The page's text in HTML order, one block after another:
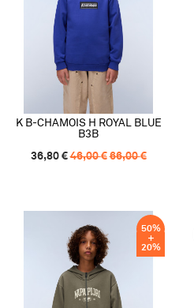
K B-CHAMOIS H ROYAL BLUE
B3B
36,80 € 46,00€ 66,00€
50%
20%